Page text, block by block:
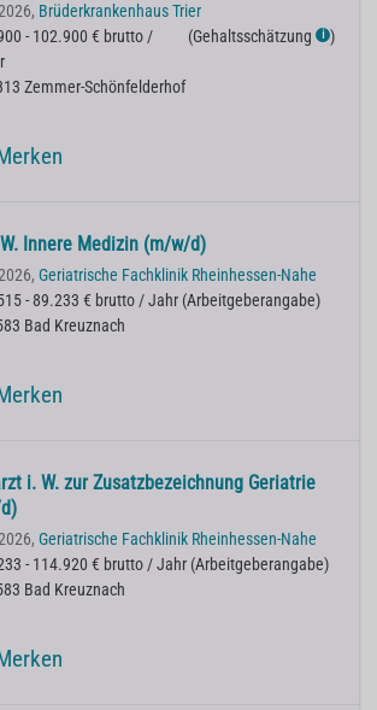
Brüderkrankenhaus Trier
- 102.900 € brutto /
(Gehaltsschätzung ℹ )
Zemmer-Schönfelderhof
Innere Medizin (m/w/d)
Geriatrische Fachklinik Rheinhessen-Nahe
- 89.233 € brutto / Jahr (Arbeitgeberangabe)
Bad Kreuznach
i. W. zur Zusatzbezeichnung Geriatrie
Geriatrische Fachklinik Rheinhessen-Nahe
- 114.920 € brutto / Jahr (Arbeitgeberangabe)
Bad Kreuznach